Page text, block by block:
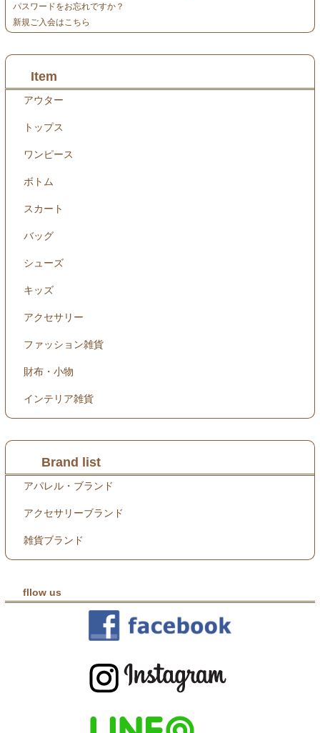
パスワードをお忘れですか？
新規ご入会はこちら
Item
アウター
トップス
ワンピース
ボトム
スカート
バッグ
シューズ
キッズ
アクセサリー
ファッション雑貨
財布・小物
インテリア雑貨
Brand list
アパレル・ブランド
アクセサリーブランド
雑貨ブランド
fllow us